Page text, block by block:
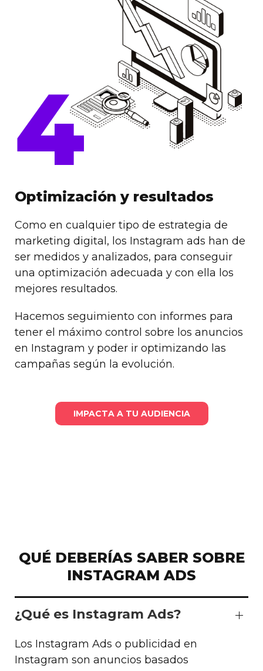
4
Optimización y resultados
Como en cualquier tipo de estrategia de
marketing digital, los Instagram ads han de
ser medidos y analizados, para conseguir
una optimización adecuada y con ella los
mejores resultados.
Hacemos seguimiento con informes para
tener el máximo control sobre los anuncios
en Instagram y poder ir optimizando las
campañas según la evolución.
IMPACTA A TU AUDIENCIA
QUÉ DEBERÍAS SABER SOBRE
INSTAGRAM ADS
¿Qué es Instagram Ads?
Los Instagram Ads o publicidad en
Instagram son anuncios basados